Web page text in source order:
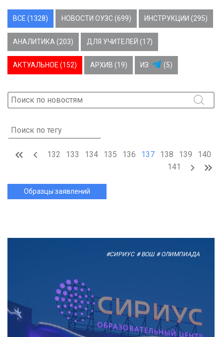
ВСЕ (1328) НОВОСТИ ОУЗС (699) ИНСТРУКЦИИ (295)
АНАЛИТИКА (203) ДЛЯ УЧИТЕЛЕЙ (17)
АКТУАЛЬНОЕ (152) АРХИВ (19) ИЗ (5)
132 133 134 135 136 137 138 139
140
141
Образцы заявлений
#СИРИУС # ВОШ # ОЛИМПИАДА